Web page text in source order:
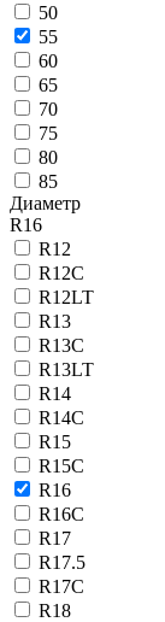
50
55
60
65
70
75
80
85
Диаметр
R16
R12
R12C
R12LT
R13
R13C
R13LT
R14
R14C
R15
R15C
R16
R16C
R17
R17.5
R17C
R18